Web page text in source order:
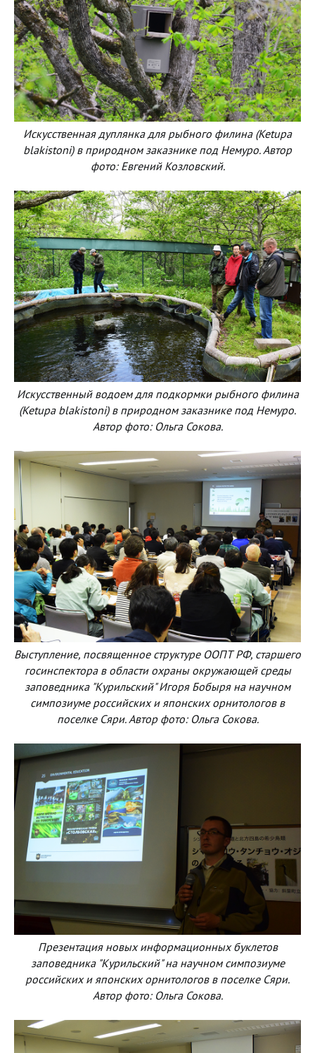
Искусственная дуплянка для рыбного филина (Ketupa
blakistoni) в природном заказнике под Немуро. Автор
фото: Евгений Козловский.
Искусственный водоем для подкормки рыбного филина
(Ketupa blakistoni) в природном заказнике под Немуро.
Автор фото: Ольга Сокова.
Выступление, посвященное структуре ООПТ РФ, старшего
госинспектора в области охраны окружающей среды
заповедника "Курильский" Игоря Бобыря на научном
симпозиуме российских и японских орнитологов в
поселке Сяри. Автор фото: Ольга Сокова.
Презентация новых информационных буклетов
заповедника "Курильский" на научном симпозиуме
российских и японских орнитологов в поселке Сяри.
Автор фото: Ольга Сокова.